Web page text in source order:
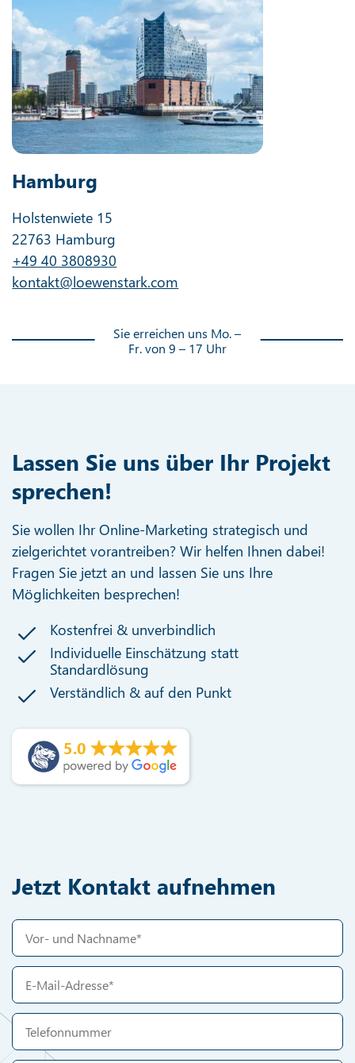
Hamburg
Holstenwiete 15
22763 Hamburg
+49 40 3808930
kontakt@loewenstark.com
Sie erreichen uns Mo. –
Fr. von 9 – 17 Uhr
Lassen Sie uns über Ihr Projekt
sprechen!
Sie wollen Ihr Online-Marketing strategisch und
zielgerichtet vorantreiben? Wir helfen Ihnen dabei!
Fragen Sie jetzt an und lassen Sie uns Ihre
Möglichkeiten besprechen!
Kostenfrei & unverbindlich
Individuelle Einschätzung statt
Standardlösung
Verständlich & auf den Punkt
5.0
Jetzt Kontakt aufnehmen